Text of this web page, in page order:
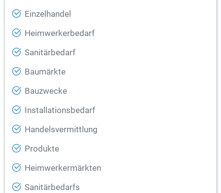
Einzelhandel
Heimwerkerbedarf
Sanitärbedarf
Baumärkte
Bauzwecke
Installationsbedarf
Handelsvermittlung
Produkte
Heimwerkermärkten
Sanitärbedarfs